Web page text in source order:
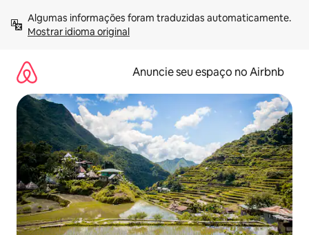
para
Mostrar idioma original
Anuncie seu espaço no Airbnb